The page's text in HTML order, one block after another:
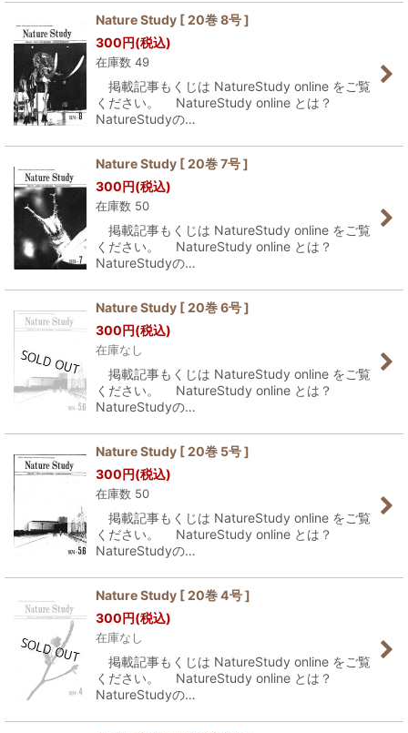
Nature Study [ 20巻 8号 ]
300円(税込)
在庫数 49
掲載記事もくじは NatureStudy online をご覧
ください。 NatureStudy online とは？
NatureStudyの…
Nature Study [ 20巻 7号 ]
300円(税込)
在庫数 50
掲載記事もくじは NatureStudy online をご覧
ください。 NatureStudy online とは？
NatureStudyの…
Nature Study [ 20巻 6号 ]
300円(税込)
在庫なし
掲載記事もくじは NatureStudy online をご覧
ください。 NatureStudy online とは？
NatureStudyの…
Nature Study [ 20巻 5号 ]
300円(税込)
在庫数 50
掲載記事もくじは NatureStudy online をご覧
ください。 NatureStudy online とは？
NatureStudyの…
Nature Study [ 20巻 4号 ]
300円(税込)
在庫なし
掲載記事もくじは NatureStudy online をご覧
ください。 NatureStudy online とは？
NatureStudyの…